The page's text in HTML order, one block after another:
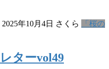
2025年10月4日 さくら
「桜の
ターvol49